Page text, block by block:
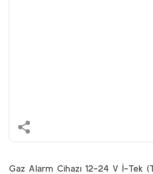
Gaz Alarm Cihazı 12-24 V İ-Tek